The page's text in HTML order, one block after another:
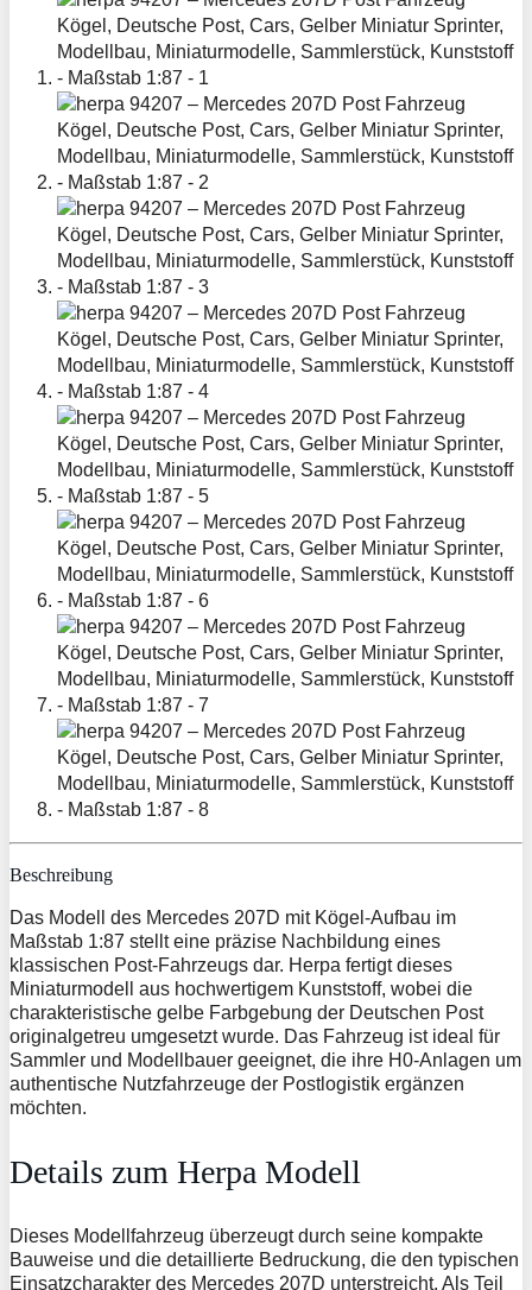
Beschreibung
Das Modell des Mercedes 207D mit Kögel-Aufbau im
Maßstab 1:87 stellt eine präzise Nachbildung eines
klassischen Post-Fahrzeugs dar. Herpa fertigt dieses
Miniaturmodell aus hochwertigem Kunststoff, wobei die
charakteristische gelbe Farbgebung der Deutschen Post
originalgetreu umgesetzt wurde. Das Fahrzeug ist ideal für
Sammler und Modellbauer geeignet, die ihre H0-Anlagen um
authentische Nutzfahrzeuge der Postlogistik ergänzen
möchten.
Details zum Herpa Modell
Dieses Modellfahrzeug überzeugt durch seine kompakte
Bauweise und die detaillierte Bedruckung, die den typischen
Einsatzcharakter des Mercedes 207D unterstreicht. Als Teil